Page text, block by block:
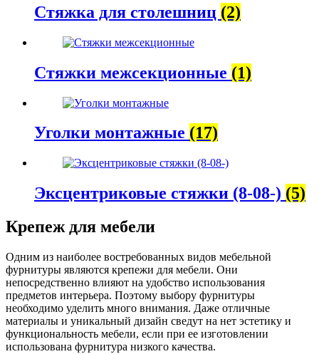
Стяжка для столешниц (2)
Стяжки межсекционные (1)
Уголки монтажные (17)
Эксцентриковые стяжки (8-08-) (5)
Крепеж для мебели
Одним из наиболее востребованных видов мебельной
фурнитуры являются крепежи для мебели. Они
непосредственно влияют на удобство использования
предметов интерьера. Поэтому выбору фурнитуры
необходимо уделить много внимания. Даже отличные
материалы и уникальный дизайн сведут на нет эстетику и
функциональность мебели, если при ее изготовлении
использована фурнитура низкого качества.